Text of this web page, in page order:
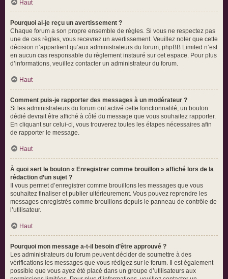
Haut
Pourquoi ai-je reçu un avertissement ?
Chaque forum a son propre ensemble de règles. Si vous ne respectez pas
une de ces règles, vous recevrez un avertissement. Veuillez noter que cette
décision n’appartient qu’aux administrateurs du forum, phpBB Limited n’est
en aucun cas responsable du règlement instauré sur cet espace. Pour plus
d’informations, veuillez contacter un administrateur du forum.
Haut
Comment puis-je rapporter des messages à un modérateur ?
Si les administrateurs du forum ont activé cette fonctionnalité, un bouton
dédié devrait être affiché à côté du message que vous souhaitez rapporter.
En cliquant sur celui-ci, vous trouverez toutes les étapes nécessaires afin
de rapporter le message.
Haut
À quoi sert le bouton « Enregistrer comme brouillon » affiché lors de la
rédaction d’un sujet ?
Il vous permet d’enregistrer comme brouillons les messages que vous
souhaitez finaliser et publier ultérieurement. Vous pouvez reprendre les
messages enregistrés comme brouillons depuis le panneau de contrôle de
l’utilisateur.
Haut
Pourquoi mon message a-t-il besoin d’être approuvé ?
Les administrateurs du forum peuvent décider de soumettre à des
vérifications les messages que vous rédigez sur le forum. Il est également
possible que vous ayez été placé dans un groupe d’utilisateurs aux